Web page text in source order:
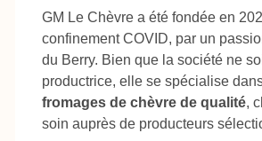
GM Le Chèvre a été fondée en
confinement COVID, par un
du Berry. Bien que la société ne
productrice, elle se spécialise
fromages de chèvre de qualité,
soin auprès de producteurs